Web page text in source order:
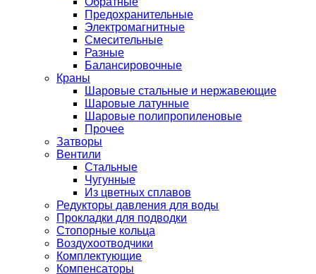
Предохранительные
Электромагнитные
Смесительные
Разные
Балансировочные
Краны
Шаровые стальные и нержавеющие
Шаровые латунные
Шаровые полипропиленовые
Прочее
Затворы
Вентили
Стальные
Чугунные
Из цветных сплавов
Редукторы давления для воды
Прокладки для подводки
Стопорные кольца
Воздухоотводчики
Комплектующие
Компенсаторы